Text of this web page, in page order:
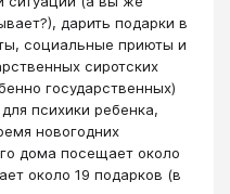
дарить подарки в
социальные приюты и
сиротских
государственных)
психики ребенка,
новогодних
дома посещает около
около 19 подарков (в